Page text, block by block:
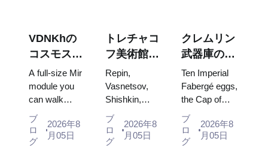
VDNKhの
コスモス・
パビリオ
ン：ロシア
最大の宇宙
博覧会内部
A full-size Mir
module you
can walk
through, the
Energia–
Buran model,
ブ
ロ
グ
2026年8
月05日
トレチャコ
フ美術館の
傑作：計画
を立てる価
値のある絵
画
Repin,
Vasnetsov,
Shishkin,
Vrubel, Serov
and Surikov
— the works
ブ
ロ
グ
2026年8
月05日
クレムリン
武器庫の
宝：ファベ
ルジェの
卵、玉座、
戴冠式の衣
装
Ten Imperial
Fabergé eggs,
the Cap of
Monomakh,
the double
throne of two
ブ
ロ
グ
2026年8
月05日